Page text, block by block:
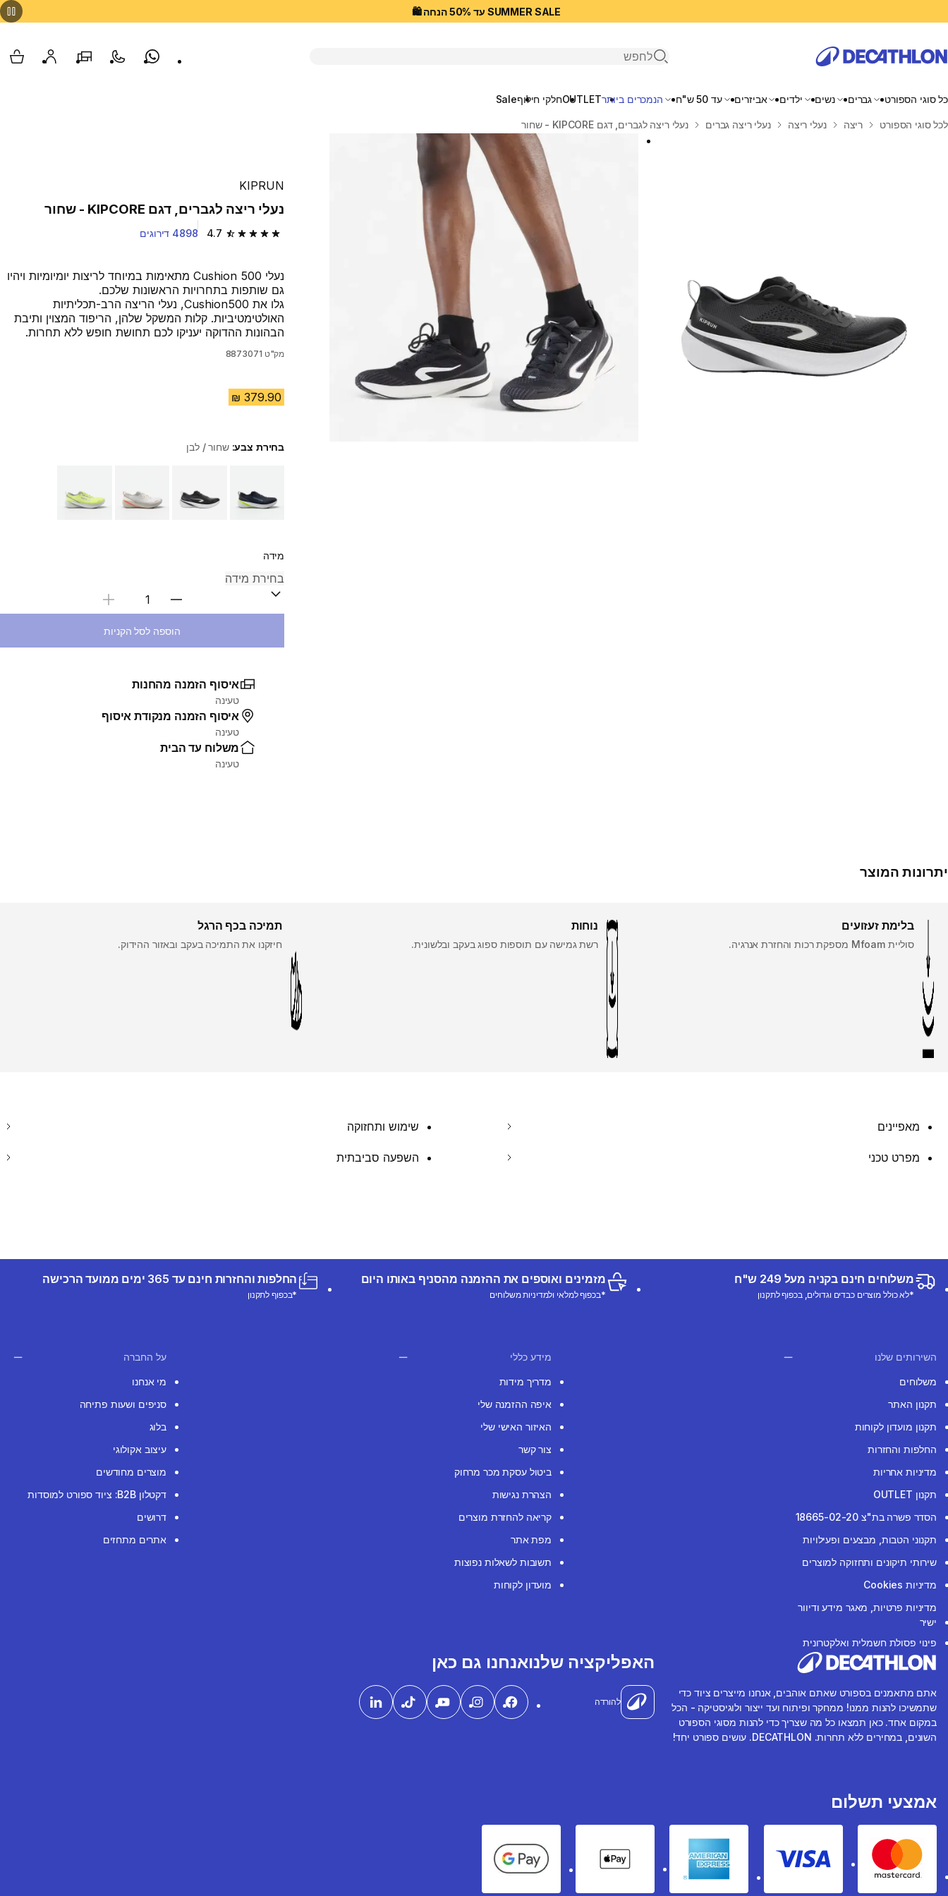
SUMMER SALE עד 50% הנחה 🛍️
פתיחת חיפוש
Whatsappצור קשרהסניפים שלנוהחשבון שלי
כל סוגי הספורט גברים נשים ילדים אביזרים עד 50 ש"ח הנמכרים ביותרOUTLETחלקי חילוףSale
בית
לכל סוגי הספורט ריצה נעלי ריצה נעלי ריצה גברים נעלי ריצה לגברים, דגם KIPCORE - שחור
KIPRUN
נעלי ריצה לגברים, דגם KIPCORE - שחור
4.7 4.7 out of 5 stars from 4898 reviews 4898 דירוגים
נעלי Cushion 500 מתאימות במיוחד לריצות יומיומיות ויהיו
גם שותפות בתחרויות הראשונות שלכם.
גלו את Cushion500, נעלי הריצה הרב-תכליתיות
האולטימטיביות. קלות המשקל שלהן, הריפוד המצוין ותיבת
הבהונות ההדוקה יעניקו לכם תחושת חופש ללא תחרות.
מק"ט 8873071
בחירת צבע:שחור / לבן
מידה
בחירת כמות
הוספה לסל הקניות
איסוף הזמנה מהחנות
טעינה
איסוף הזמנה מנקודת איסוף
טעינה
משלוח עד הבית
טעינה
יתרונות המוצר
בלימת זעזועים
סוליית Mfoam מספקת רכות והחזרת אנרגיה.
נוחות
רשת גמישה עם תוספות ספוג בעקב ובלשונית.
תמיכה בכף הרגל
חיזקנו את התמיכה בעקב ובאזור ההידוק.
מאפיינים שימוש ותחזוקה
מפרט טכני השפעה סביבתית
משלוחים חינם בקניה מעל 249 ש"ח
*לא כולל מוצרים כבדים וגדולים, בכפוף לתקנון
מזמינים ואוספים את ההזמנה מהסניף באותו היום
*בכפוף למלאי ולמדיניות משלוחים
החלפות והחזרות חינם עד 365 ימים ממועד הרכישה
*בכפוף לתקנון
השירותים שלנו
משלוחים
תקנון האתר
תקנון מועדון לקוחות
החלפות והחזרות
מדיניות אחריות
תקנון OUTLET
הסדר פשרה בת"צ 18665-02-20
תקנוני הטבות, מבצעים ופעילויות
שירותי תיקונים ותחזוקה למוצרים
מדיניות Cookies
מדיניות פרטיות, מאגר מידע ודיוור
ישיר
פינוי פסולת חשמלית ואלקטרונית
מידע כללי
מדריך מידות
איפה ההזמנה שלי
האיזור האישי שלי
צור קשר
ביטול עסקת מכר מרחוק
הצהרת נגישות
קריאה להחזרת מוצרים
מפת אתר
תשובות לשאלות נפוצות
מועדון לקוחות
על החברה
מי אנחנו
סניפים ושעות פתיחה
בלוג
עיצוב אקולוגי
מוצרים מחודשים
דקטלון B2B: ציוד ספורט למוסדות
דרושים
אתרים מתחזים
אתם מתאמנים בספורט שאתם אוהבים, אנחנו מייצרים ציוד כדי
שתמשיכו להנות ממנו! ממחקר ופיתוח ועד ייצור ולוגיסטיקה - הכל
במקום אחד. כאן תמצאו כל מה שצריך כדי להנות מסוגי הספורט
השונים, במחירים ללא תחרות. DECATHLON. עושים ספורט יחד!
האפליקציה שלנו
להורדה
אנחנו גם כאן
אמצעי תשלום
Mastercard
Visa
American express
Apple Pay
Google Pay